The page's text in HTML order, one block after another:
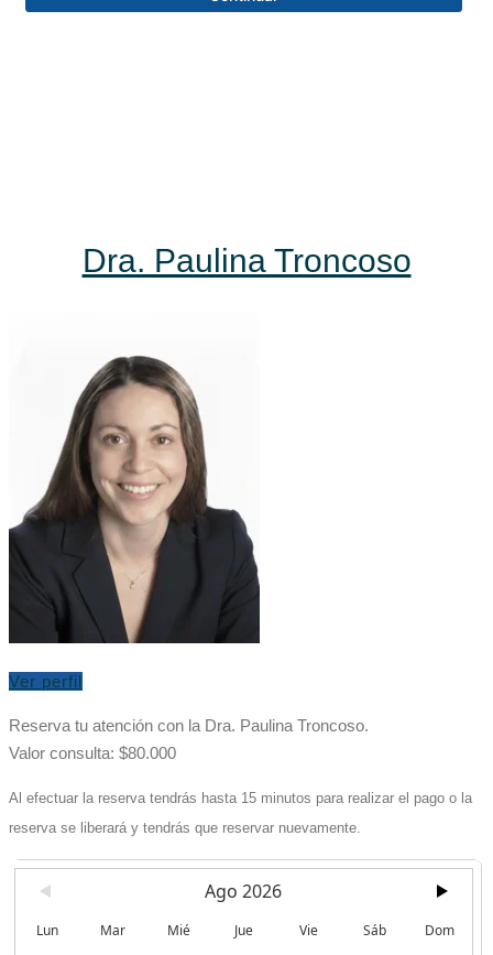
Dra. Paulina Troncoso
Ver perfil
Reserva tu atención con la Dra. Paulina Troncoso.
Valor consulta: $80.000
Al efectuar la reserva tendrás hasta 15 minutos para realizar el pago o la
reserva se liberará y tendrás que reservar nuevamente.